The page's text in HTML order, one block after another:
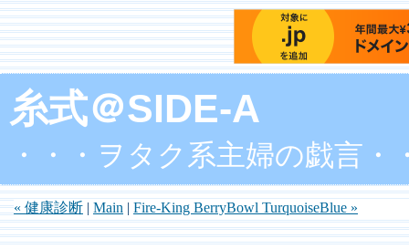
糸式＠SIDE-A
・・・ヲタク系主婦の戯言・
« 健康診断 | Main | Fire-King BerryBowl TurquoiseBlue »